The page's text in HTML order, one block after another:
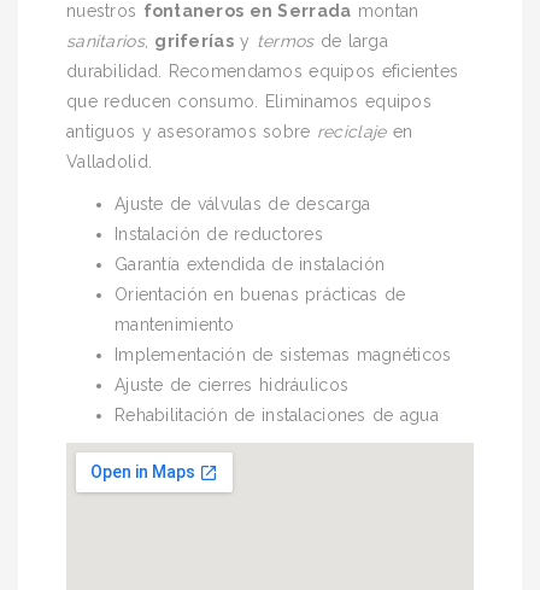
nuestros fontaneros en Serrada montan
sanitarios, griferíasy termosde larga
durabilidad. Recomendamos equipos eficientes
que reducen consumo. Eliminamos equipos
antiguos y asesoramos sobre reciclajeen
Valladolid.
Ajuste de válvulas de descarga
Instalación de reductores
Garantía extendida de instalación
Orientación en buenas prácticas de
mantenimiento
Implementación de sistemas magnéticos
Ajuste de cierres hidráulicos
Rehabilitación de instalaciones de agua